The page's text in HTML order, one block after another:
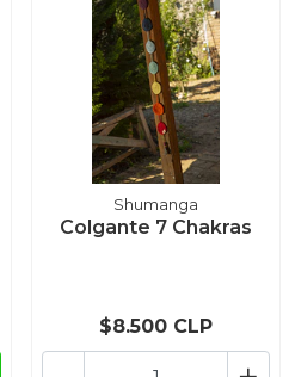
Shumanga
Colgante 7 Chakras
$8.500 CLP